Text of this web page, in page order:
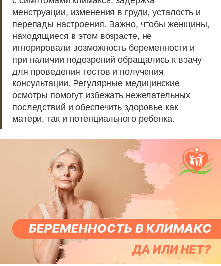
менструации, изменения в груди, усталость и
перепады настроения. Важно, чтобы женщины,
находящиеся в этом возрасте, не
игнорировали возможность беременности и
при наличии подозрений обращались к врачу
для проведения тестов и получения
консультации. Регулярные медицинские
осмотры помогут избежать нежелательных
последствий и обеспечить здоровье как
матери, так и потенциального ребенка.